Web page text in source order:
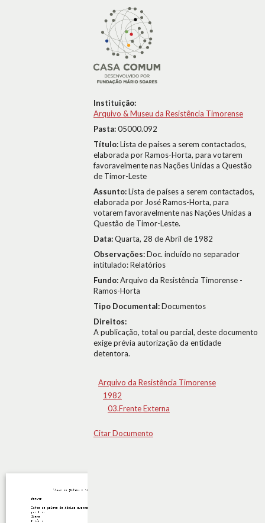
Instituição:
Arquivo & Museu da Resistência Timorense
Pasta:05000.092
Título:Lista de países a serem contactados,
elaborada por Ramos-Horta, para votarem
favoravelmente nas Nações Unidas a Questão
de Timor-Leste
Assunto:Lista de países a serem contactados,
elaborada por José Ramos-Horta, para
votarem favoravelmente nas Nações Unidas a
Questão de Timor-Leste.
Data:Quarta, 28 de Abril de 1982
Observações:Doc. incluído no separador
intitulado: Relatórios
Fundo:Arquivo da Resistência Timorense -
Ramos-Horta
Tipo Documental:Documentos
Direitos:
A publicação, total ou parcial, deste documento
exige prévia autorização da entidade
detentora.
Arquivo da Resistência Timorense
1982
03.Frente Externa
Citar Documento